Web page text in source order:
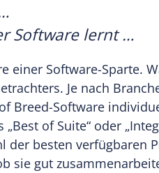
Software lernt …
einer Software-Sparte.
Je nach
Breed-Software
of Suite“ oder
der besten verfügbaren
sie gut